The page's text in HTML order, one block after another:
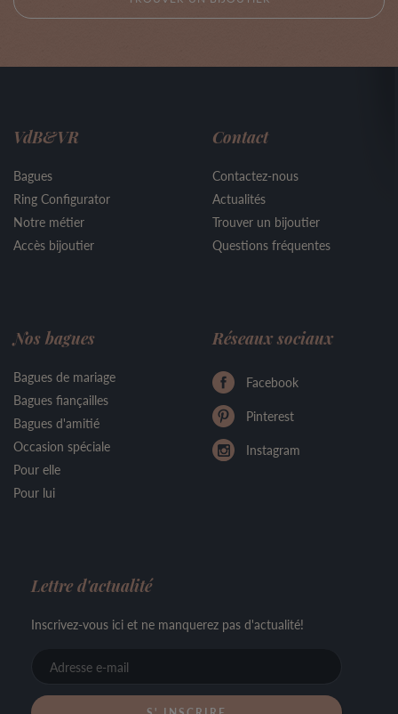
VdB&VR
Bagues
Ring Configurator
Notre métier
Accès bijoutier
Contact
Contactez-nous
Actualités
Trouver un bijoutier
Questions fréquentes
Nos bagues
Bagues de mariage
Bagues fiançailles
Bagues d'amitié
Occasion spéciale
Pour elle
Pour lui
Réseaux sociaux
Facebook
Pinterest
Instagram
Lettre d'actualité
Inscrivez-vous ici et ne manquerez pas d'actualité!
mail